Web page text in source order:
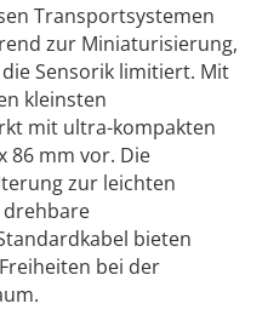
Transportsystemen
zur Miniaturisierung,
Sensorik limitiert. Mit
kleinsten
mit ultra-kompakten
86 mm vor. Die
zur leichten
drehbare
bieten
bei der